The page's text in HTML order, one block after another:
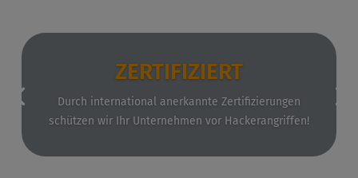
ZERTIFIZIERT
Durch international anerkannte Zertifizierungen
schützen wir Ihr Unternehmen vor Hackerangriffen!